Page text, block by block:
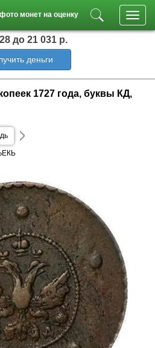
монет на оценку
до 21 031 р.
деньги
1727 года, буквы КД,